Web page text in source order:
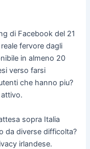
di Facebook del 21
fervore dagli
in almeno 20
verso farsi
che hanno piu?
sopra Italia
da diverse difficolta?
irlandese.